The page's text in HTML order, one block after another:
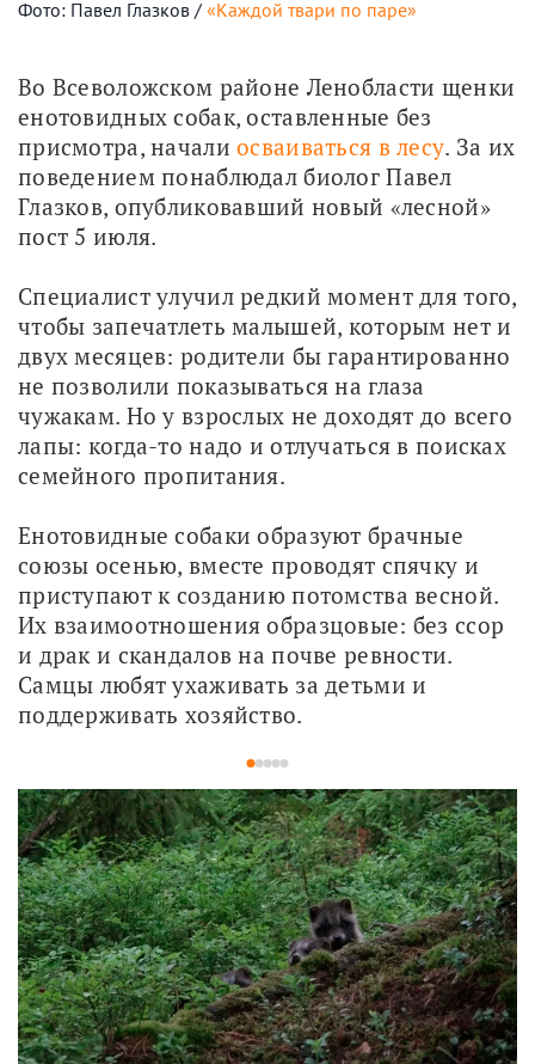
Фото: Павел Глазков / «Каждой твари по паре»
Во Всеволожском районе Ленобласти щенки
енотовидных собак, оставленные без
присмотра, начали осваиваться в лесу. За их
поведением понаблюдал биолог Павел
Глазков, опубликовавший новый «лесной»
пост 5 июля.
Специалист улучил редкий момент для того,
чтобы запечатлеть малышей, которым нет и
двух месяцев: родители бы гарантированно
не позволили показываться на глаза
чужакам. Но у взрослых не доходят до всего
лапы: когда-то надо и отлучаться в поисках
семейного пропитания.
Енотовидные собаки образуют брачные
союзы осенью, вместе проводят спячку и
приступают к созданию потомства весной.
Их взаимоотношения образцовые: без ссор
и драк и скандалов на почве ревности.
Самцы любят ухаживать за детьми и
поддерживать хозяйство.
12345